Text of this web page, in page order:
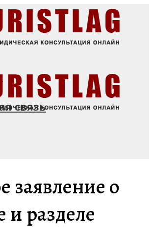
связь
заявление о
и разделе